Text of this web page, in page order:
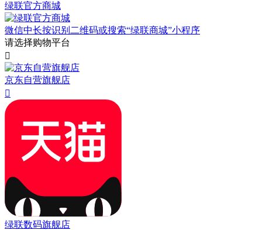
绿联官方商城
微信中长按识别二维码或搜索“绿联商城”小程序
请选择购物平台

京东自营旗舰店

绿联数码旗舰店